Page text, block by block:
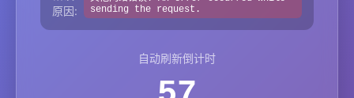
原因:
sending the request.
自动刷新倒计时